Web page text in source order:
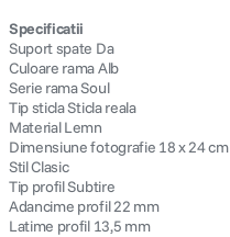
Specificatii
Suport spate Da
Culoare rama Alb
Serie rama Soul
Tip sticla Sticla reala
Material Lemn
Dimensiune fotografie 18 x 24 cm
Stil Clasic
Tip profil Subtire
Adancime profil 22 mm
Latime profil 13,5 mm